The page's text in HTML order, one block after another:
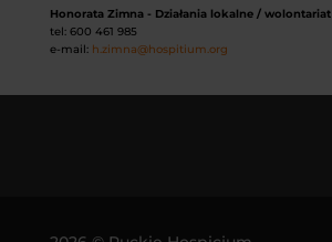
Honorata Zimna - Działania lokalne / wolontariat
tel: 600 461 985
e-mail: h.zimna@hospitium.org